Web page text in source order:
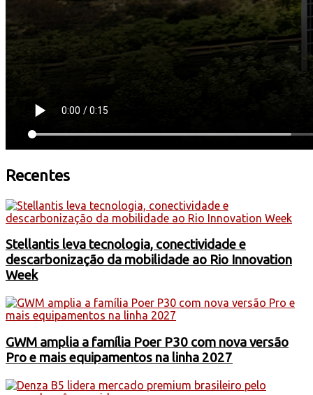
Recentes
Stellantis leva tecnologia, conectividade e
descarbonização da mobilidade ao Rio Innovation
Week
GWM amplia a família Poer P30 com nova versão
Pro e mais equipamentos na linha 2027